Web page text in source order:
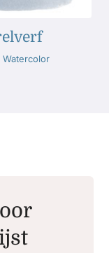
Watercolor